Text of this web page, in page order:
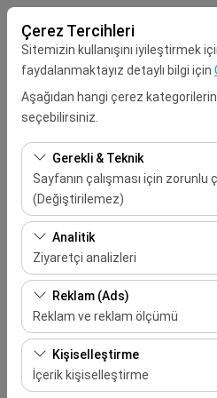
Çerez Tercihleri
Sitemizin kullanışını iyileştirmek
faydalanmaktayız detaylı bilgi için
Aşağıdan hangi çerez
seçebilirsiniz.
Gerekli & Teknik
Sayfanın çalışması için zorunlu
(Değiştirilemez)
Bu çerezler sitenin doğru şekilde
oturum yönetimi ve temel
dışı bırakılamaz.
Analitik
Ziyaretçi analizleri
Bu çerezler, sitemizin nasıl
en çok ziyaret edilen sayfalar,
analiz etmemizi sağlar. Bu
performansını ölçmek ve
iyileştirmek için kullanılır.
Reklam (Ads)
Reklam ve reklam ölçümü
Bu çerezler, size ilgi alanlarınıza
reklamlar göstermemize ve
etkinliğini (gösterim sayısı,
Kişiselleştirme
İçerik kişiselleştirme
Seçiniz
Alış Tarih & Saat
Bırakış Tarih & Saat